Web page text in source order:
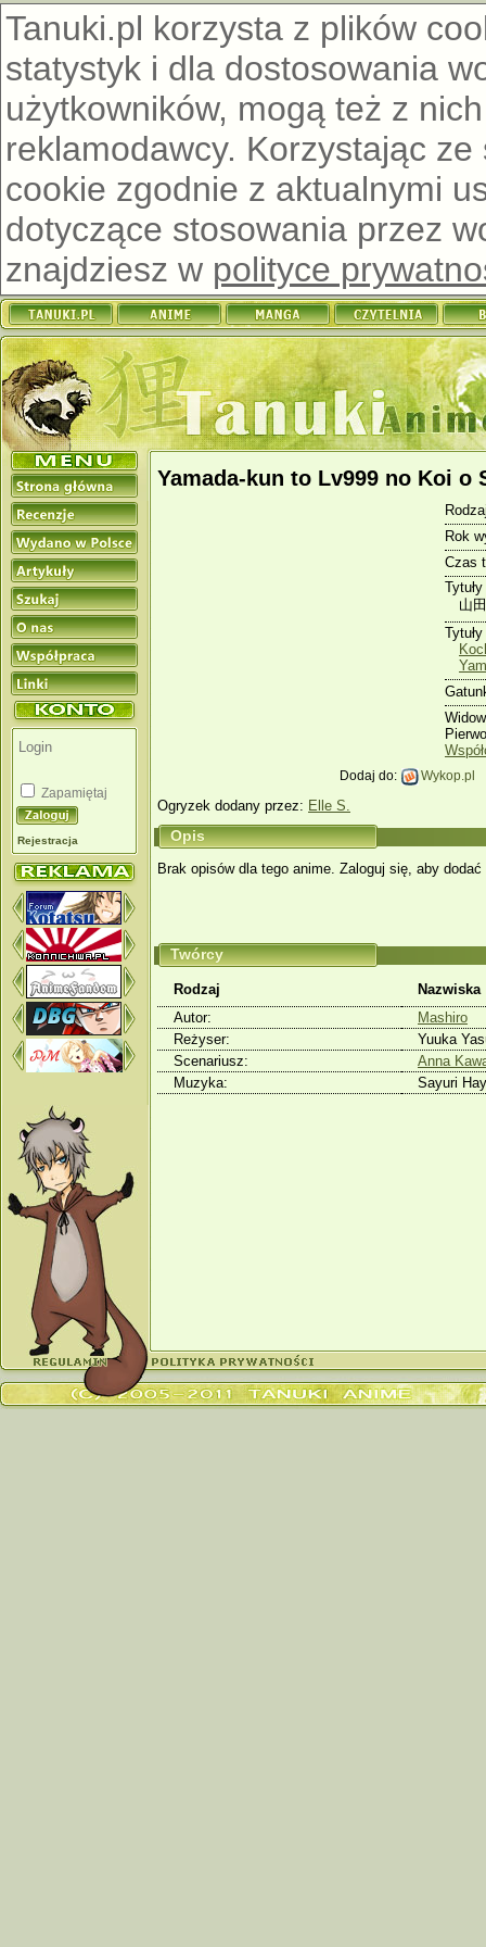
Tanuki.pl korzysta z plików
statystyk i dla dostosowania
użytkowników, mogą też z
reklamodawcy. Korzystając
cookie zgodnie z aktualnymi
dotyczące stosowania przez
znajdziesz w polityce
Zapamiętaj
Rejestracja
Yamada-kun to Lv999 no Koi o
Rok
Czas
山
Dodaj do: Wykop.pl
Ogryzek dodany przez: Elle S.
Opis
Brak opisów dla tego anime. Zaloguj się, aby
Twórcy
Rodzaj
Nazwiska
Autor:
Mashiro
Reżyser:
Yuuka
Scenariusz:
Anna
Muzyka:
Sayuri